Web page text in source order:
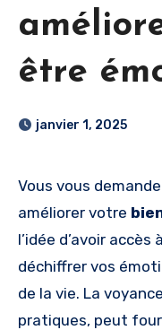
être
janvier 1, 2025
Vous vous
améliorer votre
l’idée d’avoir
déchiffrer vos
de la vie. La
pratiques, peut